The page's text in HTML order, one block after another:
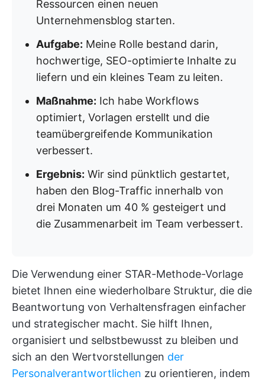
Ressourcen einen neuen
Unternehmensblog starten.
Aufgabe: Meine Rolle bestand darin,
hochwertige, SEO-optimierte Inhalte zu
liefern und ein kleines Team zu leiten.
Maßnahme: Ich habe Workflows
optimiert, Vorlagen erstellt und die
teamübergreifende Kommunikation
verbessert.
Ergebnis: Wir sind pünktlich gestartet,
haben den Blog-Traffic innerhalb von
drei Monaten um 40 % gesteigert und
die Zusammenarbeit im Team verbessert.
Die Verwendung einer STAR-Methode-Vorlage
bietet Ihnen eine wiederholbare Struktur, die die
Beantwortung von Verhaltensfragen einfacher
und strategischer macht. Sie hilft Ihnen,
organisiert und selbstbewusst zu bleiben und
sich an den Wertvorstellungen der
Personalverantwortlichen zu orientieren, indem